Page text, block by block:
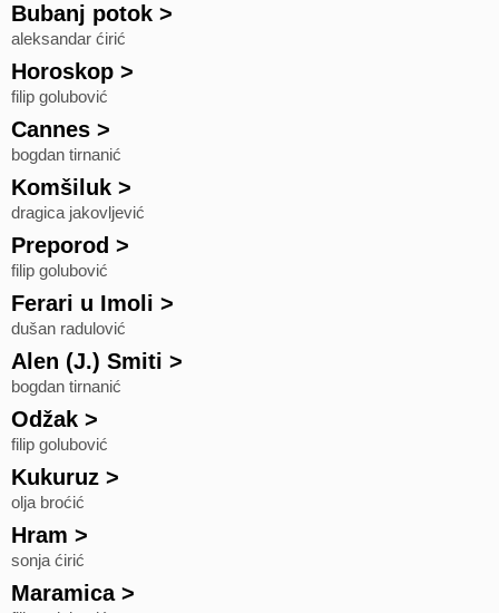
Bubanj potok >
aleksandar ćirić
Horoskop >
filip golubović
Cannes >
bogdan tirnanić
Komšiluk >
dragica jakovljević
Preporod >
filip golubović
Ferari u Imoli >
dušan radulović
Alen (J.) Smiti >
bogdan tirnanić
Odžak >
filip golubović
Kukuruz >
olja broćić
Hram >
sonja ćirić
Maramica>